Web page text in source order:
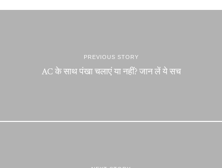
PREVIOUS STORY
AC के साथ पंखा चलाएं या नहीं? जान लें ये सच